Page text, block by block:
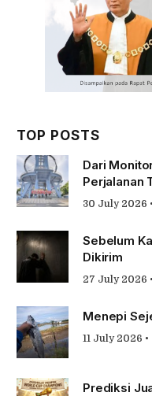
TOP POSTS
Dari
Perjalanan
30 July 2026
Sebelum
Dikirim
27 July 2026
Menepi
11 July 2026
Prediksi